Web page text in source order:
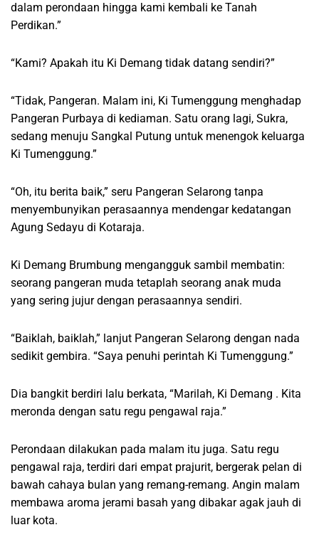
dalam perondaan hingga kami kembali ke Tanah
Perdikan.”
“Kami? Apakah itu Ki Demang tidak datang sendiri?”
“Tidak, Pangeran. Malam ini, Ki Tumenggung menghadap
Pangeran Purbaya di kediaman. Satu orang lagi, Sukra,
sedang menuju Sangkal Putung untuk menengok keluarga
Ki Tumenggung.”
“Oh, itu berita baik,” seru Pangeran Selarong tanpa
menyembunyikan perasaannya mendengar kedatangan
Agung Sedayu di Kotaraja.
Ki Demang Brumbung mengangguk sambil membatin:
seorang pangeran muda tetaplah seorang anak muda
yang sering jujur dengan perasaannya sendiri.
“Baiklah, baiklah,” lanjut Pangeran Selarong dengan nada
sedikit gembira. “Saya penuhi perintah Ki Tumenggung.”
Dia bangkit berdiri lalu berkata, “Marilah, Ki Demang . Kita
meronda dengan satu regu pengawal raja.”
Perondaan dilakukan pada malam itu juga. Satu regu
pengawal raja, terdiri dari empat prajurit, bergerak pelan di
bawah cahaya bulan yang remang-remang. Angin malam
membawa aroma jerami basah yang dibakar agak jauh di
luar kota.